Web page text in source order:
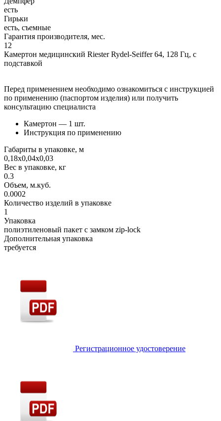
есть
Гирьки
есть, съемные
Гарантия производителя, мес.
12
Камертон медицинский Riester Rydel-Seiffer 64, 128 Гц, с
подставкой
Перед применением необходимо ознакомиться с инструкцией
по применению (паспортом изделия) или получить
консультацию специалиста
Камертон — 1 шт.
Инструкция по применению
Габариты в упаковке, м
0,18х0,04х0,03
Вес в упаковке, кг
0.3
Объем, м.куб.
0.0002
Количество изделий в упаковке
1
Упаковка
полиэтиленовый пакет с замком zip-lock
Дополнительная упаковка
требуется
Регистрационное удостоверение